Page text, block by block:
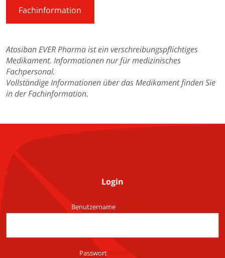
Fachinformation
Atosiban EVER Pharma ist ein verschreibungspflichtiges
Medikament. Informationen nur für medizinisches
Fachpersonal.
Vollständige Informationen über das Medikament finden Sie
in der Fachinformation.
Login
Benutzername
Passwort (erforderlich)